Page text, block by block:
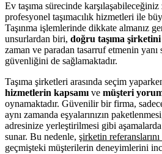
Ev taşıma sürecinde
profesyonel taşımacılık hizmetleri ile
Taşınma işlemlerinde dikkate almanız
unsurlardan biri, doğru taşıma
zaman ve paradan tasarruf etmenin yanı
güvenliğini de sağlamaktadır.
Taşıma şirketleri arasında seçim
hizmetlerin kapsamı ve müşteri
oynamaktadır. Güvenilir bir firma,
aynı zamanda eşyalarınızın
adresinize yerleştirilmesi gibi
sunar. Bu nedenle, şirketin
geçmişteki müşterilerin deneyimlerini